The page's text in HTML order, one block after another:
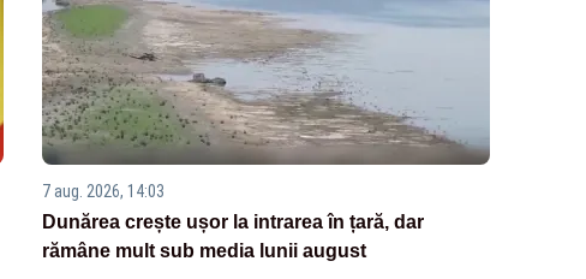
7 aug. 2026, 14:03
Dunărea crește ușor la intrarea în țară, dar
rămâne mult sub media lunii august